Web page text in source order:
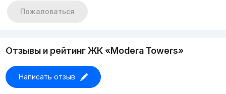
Пожаловаться
Отзывы и рейтинг ЖК «Modera Towers»
Написать отзыв